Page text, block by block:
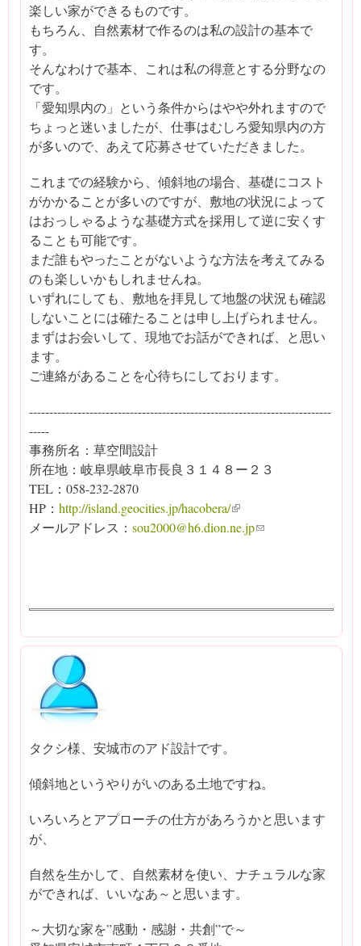
楽しい家ができるものです。
もちろん、自然素材で作るのは私の設計の基本で
す。
そんなわけで基本、これは私の得意とする分野なの
です。
「愛知県内の」という条件からはやや外れますので
ちょっと迷いましたが、仕事はむしろ愛知県内の方
が多いので、あえて応募させていただきました。
これまでの経験から、傾斜地の場合、基礎にコスト
がかかることが多いのですが、敷地の状況によって
はおっしゃるような基礎方式を採用して逆に安くす
ることも可能です。
まだ誰もやったことがないような方法を考えてみる
のも楽しいかもしれませんね。
いずれにしても、敷地を拝見して地盤の状況も確認
しないことには確たることは申し上げられません。
まずはお会いして、現地でお話ができれば、と思い
ます。
ご連絡があることを心待ちにしております。
---------------------------------------------------------------------------
-----
事務所名：草空間設計
所在地：岐阜県岐阜市長良３１４８ー２３
TEL：058-232-2870
HP： http://island.geocities.jp/hacobera/(link is external)
メールアドレス： sou2000@h6.dion.ne.jp(link sends e-mail)
タクシ様、安城市のアド設計です。
傾斜地というやりがいのある土地ですね。
いろいろとアプローチの仕方があろうかと思います
が、
自然を生かして、自然素材を使い、ナチュラルな家
ができれば、いいなあ～と思います。
～大切な家を”感動・感謝・共創”で～